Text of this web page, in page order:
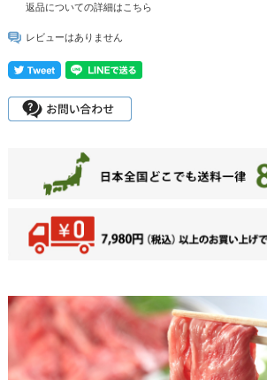
返品についての詳細はこちら
レビューはありません